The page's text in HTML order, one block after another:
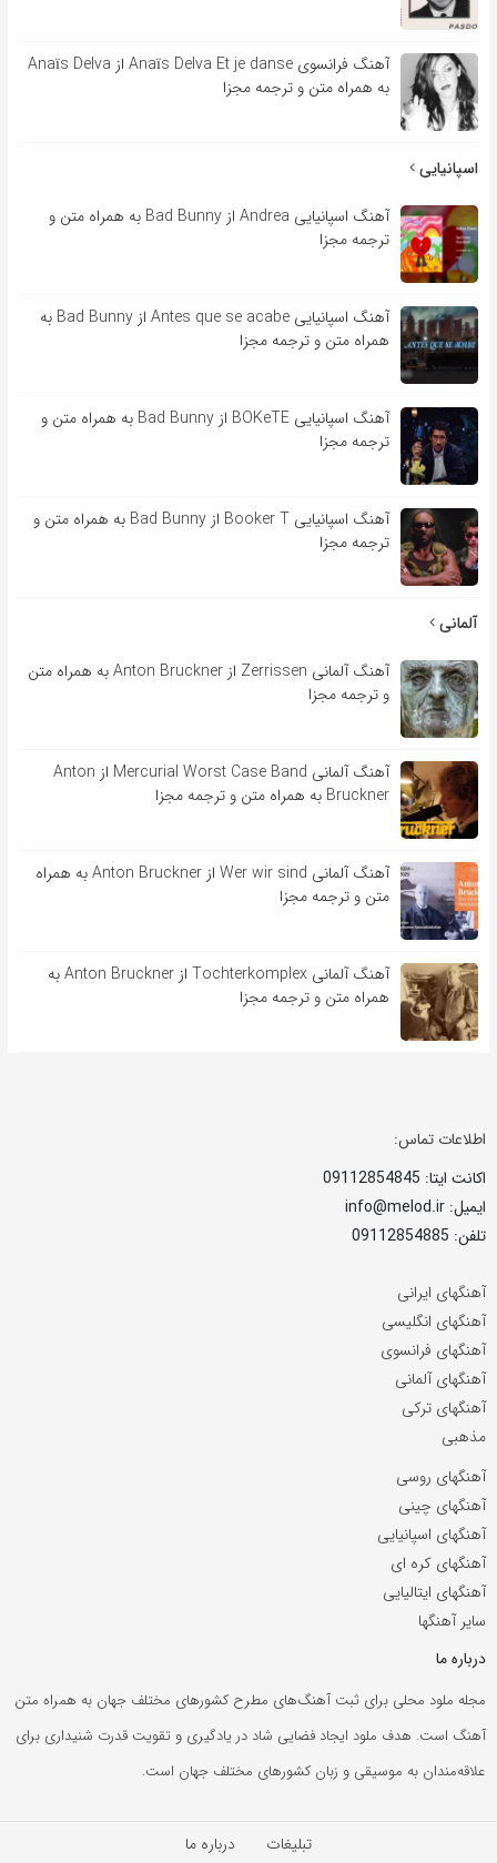
آهنگ فرانسوی Anaïs Delva Et je danse از Anaïs Delva
به همراه متن و ترجمه مجزا
اسپانیایی
آهنگ اسپانیایی Andrea از Bad Bunny به همراه متن و
ترجمه مجزا
آهنگ اسپانیایی Antes que se acabe از Bad Bunny به
همراه متن و ترجمه مجزا
آهنگ اسپانیایی BOKeTE از Bad Bunny به همراه متن و
ترجمه مجزا
آهنگ اسپانیایی Booker T از Bad Bunny به همراه متن و
ترجمه مجزا
آلمانی
آهنگ آلمانی Zerrissen از Anton Bruckner به همراه متن
و ترجمه مجزا
آهنگ آلمانی Mercurial Worst Case Band از Anton
Bruckner به همراه متن و ترجمه مجزا
آهنگ آلمانی Wer wir sind از Anton Bruckner به همراه
متن و ترجمه مجزا
آهنگ آلمانی Tochterkomplex از Anton Bruckner به
همراه متن و ترجمه مجزا
اطلاعات تماس:
اکانت ایتا: 09112854845
ایمیل: info@melod.ir
تلفن: 09112854885
آهنگهای ایرانی
آهنگهای انگلیسی
آهنگهای فرانسوی
آهنگهای آلمانی
آهنگهای ترکی
مذهبی
آهنگهای روسی
آهنگهای چینی
آهنگهای اسپانیایی
آهنگهای کره ای
آهنگهای ایتالیایی
سایر آهنگها
درباره ما
مجله ملود محلی برای ثبت آهنگ‌های مطرح کشورهای مختلف جهان به همراه متن
آهنگ است. هدف ملود ایجاد فضایی شاد در یادگیری و تقویت قدرت شنیداری برای
علاقه‌مندان به موسیقی و زبان کشورهای مختلف جهان است.
تبلیغات درباره ما